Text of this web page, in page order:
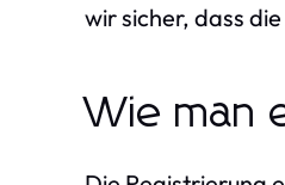
wir sicher, dass
Wie man